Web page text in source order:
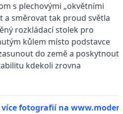
s plechovými „okvětními
a směrovat tak proud světla
rozkládací stolek pro
kůlem místo podstavce
do země a poskytnout
kdekoli zrovna
více fotografií na